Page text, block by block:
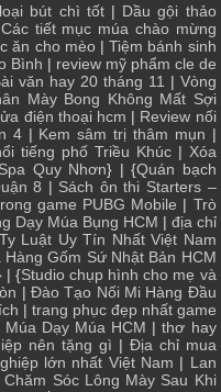
bút chì tốt| Dầu gội thảo
Các tiết mục múa chào mừng
ăn cho mèo|Tiệm bánh sinh
Bình | review mỹ phẩm cle de
văn hay 20 tháng 11 | Vòng
Mày Bong Không Mất Sợi
điện thoại hcm | Review nối
4| Kem sâm trị thâm mụn |
tiếng phố Triều Khúc| Xóa
Quy Nhơn} | {Quán bạch
8 | Sách ôn thi Starters –
game PUBG Mobile | Trò
Dạy Múa Bụng HCM | địa chỉ
Luật Uy Tín Nhất Việt Nam
Hàng Gốm Sứ Nhật Bản HCM
| {Studio chụp hình cho mẹ và
|Đào Tạo Nối Mi Hàng Đầu
| trang phục đẹp nhất game
Dạy Múa HCM |thơ hay
nên tặng gì | Địa chỉ mua
lớn nhất Việt Nam | Lan
Chăm Sóc Lông Mày Sau Khi